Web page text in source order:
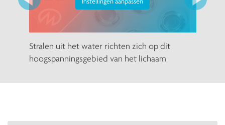
Stralen uit het water richten zich op dit
hoogspanningsgebied van het lichaam